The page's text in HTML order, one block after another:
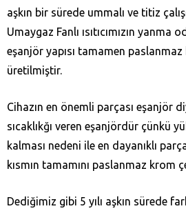
aşkın bir sürede ummalı ve titiz
Umaygaz Fanlı ısıtıcımızın yanma
eşanjör yapısı tamamen
üretilmiştir.
Cihazın en önemli parçası eşanjör
sıcaklıkğı veren eşanjördür çünkü
kalması nedeni ile en dayanıklı
kısmın tamamını paslanmaz krom
Dediğimiz gibi 5 yılı aşkın sürede